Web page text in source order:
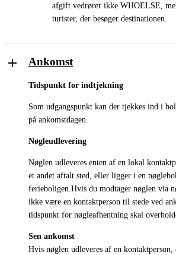
afgift vedrører ikke WHOELSE,
turister, der besøger destinationen.
Ankomst
Tidspunkt for indtjekning
Som udgangspunkt kan der tjekkes ind i
på ankomstdagen.
Nøgleudlevering
Nøglen udleveres enten af en lokal
et andet aftalt sted, eller ligger i en
ferieboligen.Hvis du modtager nøglen via
ikke være en kontaktperson til stede ved
tidspunkt for nøgleafhentning skal
Sen ankomst
Hvis nøglen udleveres af en